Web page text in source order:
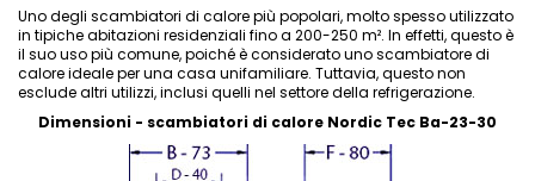
Uno degli scambiatori di calore più popolari, molto spesso utilizzato
in tipiche abitazioni residenziali fino a 200-250 m². In effetti, questo è
il suo uso più comune, poiché è considerato uno scambiatore di
calore ideale per una casa unifamiliare. Tuttavia, questo non
esclude altri utilizzi, inclusi quelli nel settore della refrigerazione.
Dimensioni - scambiatori di calore Nordic Tec Ba-23-30